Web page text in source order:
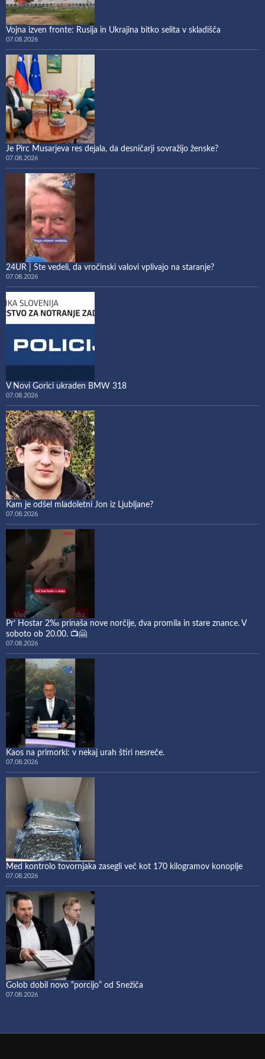
Vojna izven fronte: Rusija in Ukrajina bitko selita v skladišča
07.08.2026
Je Pirc Musarjeva res dejala, da desničarji sovražijo ženske?
07.08.2026
24UR | Ste vedeli, da vročinski valovi vplivajo na staranje?
07.08.2026
V Novi Gorici ukraden BMW 318
07.08.2026
Kam je odšel mladoletni Jon iz Ljubljane?
07.08.2026
Pr’ Hostar 2‰ prinaša nove norčije, dva promila in stare znance. V
soboto ob 20.00. 📺🤗
07.08.2026
Kaos na primorki: v nekaj urah štiri nesreče.
07.08.2026
Med kontrolo tovornjaka zasegli več kot 170 kilogramov konoplje
07.08.2026
Golob dobil novo “porcijo” od Snežiča
07.08.2026